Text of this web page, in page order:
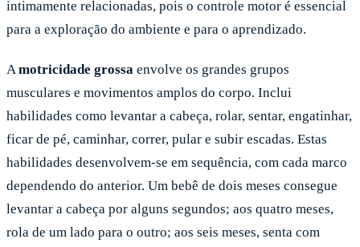
intimamente relacionadas, pois o controle motor é essencial
para a exploração do ambiente e para o aprendizado.
Amotricidade grossa envolve os grandes grupos
musculares e movimentos amplos do corpo. Inclui
habilidades como levantar a cabeça, rolar, sentar, engatinhar,
ficar de pé, caminhar, correr, pular e subir escadas. Estas
habilidades desenvolvem-se em sequência, com cada marco
dependendo do anterior. Um bebê de dois meses consegue
levantar a cabeça por alguns segundos; aos quatro meses,
rola de um lado para o outro; aos seis meses, senta com